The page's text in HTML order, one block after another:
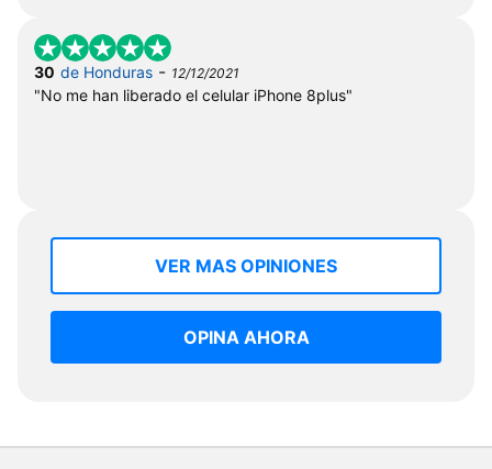
30 de Honduras - 12/12/2021
"No me han liberado el celular iPhone 8plus"
VER MAS OPINIONES
OPINA AHORA